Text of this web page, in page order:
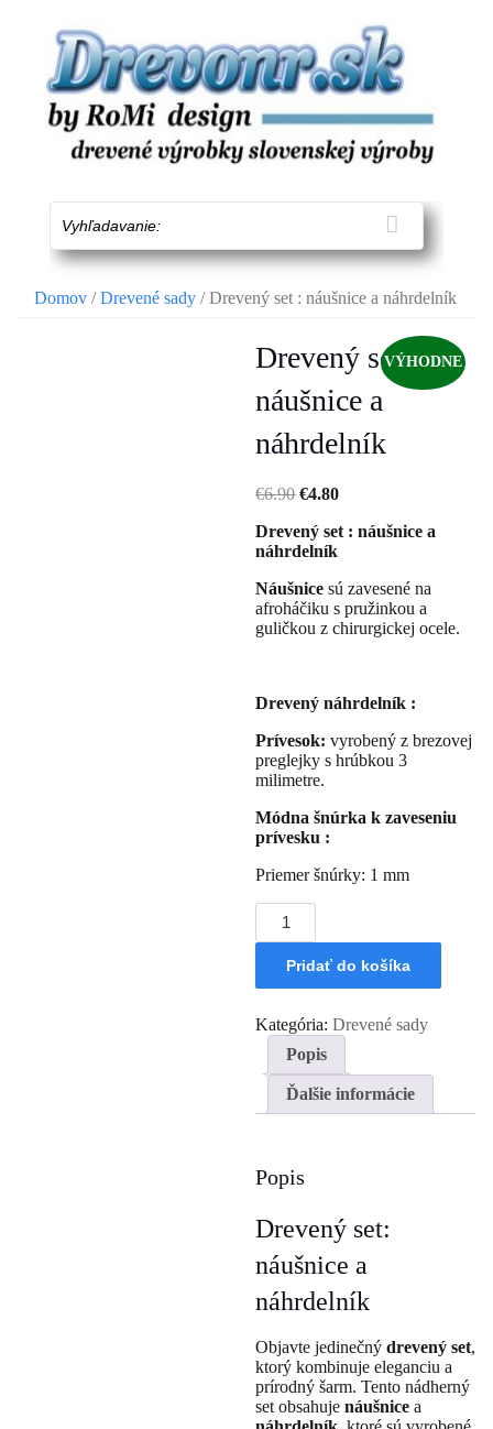
Domov /Drevené sady / Drevený set : náušnice a náhrdelník
VÝHODNE
Drevený set :
náušnice a
náhrdelník
€6.90 €4.80
Drevený set : náušnice a
náhrdelník
Náušnice sú zavesené na
afroháčiku s pružinkou a
guličkou z chirurgickej ocele.
Drevený náhrdelník :
Prívesok: vyrobený z brezovej
preglejky s hrúbkou 3
milimetre.
Módna šnúrka k zaveseniu
prívesku :
Priemer šnúrky: 1 mm
množstvo
Drevený
náušnice
náhrdelník
Pridať do košíka
Kategória:Drevené sady
Popis
Ďalšie informácie
Popis
Drevený set:
náušnice a
náhrdelník
Objavte jedinečnýdrevený set,
ktorý kombinuje eleganciu a
prírodný šarm. Tento nádherný
set obsahujenáušnice a